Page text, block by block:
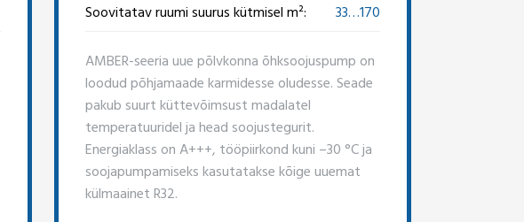
Soovitatav ruumi suurus kütmisel m²:
33…170
AMBER-seeria uue põlvkonna õhksoojuspump on
loodud põhjamaade karmidesse oludesse. Seade
pakub suurt küttevõimsust madalatel
temperatuuridel ja head soojustegurit.
Energiaklass on A+++, tööpiirkond kuni –30 °C ja
soojapumpamiseks kasutatakse kõige uuemat
külmaainet R32.